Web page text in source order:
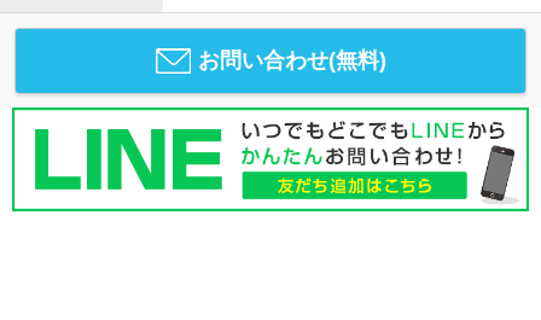
お問い合わせ(無料)